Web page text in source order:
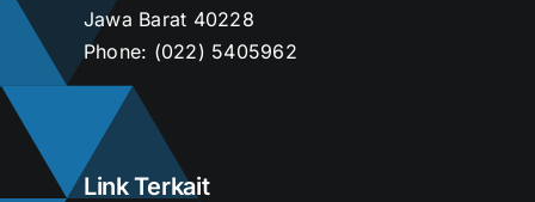
Kontak
Jawa Barat 40228
Phone: (022) 5405962
Link Terkait